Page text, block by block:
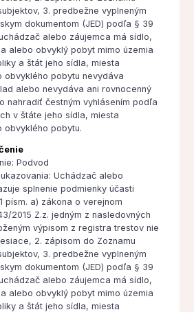
3. predbežne vyplneným
dokumentom (JED) podľa § 39
alebo záujemca má sídlo,
alebo obvyklý pobyt mimo územia
a štát jeho sídla, miesta
obvyklého pobytu nevydáva
alebo nevydáva ani rovnocenný
nahradiť čestným vyhlásením podľa
v štáte jeho sídla, miesta
obvyklého pobytu.
Podvod
Uchádzač alebo
splnenie podmienky účasti
písm. a) zákona o verejnom
2015 Z.z. jedným z nasledovných
výpisom z registra trestov nie
2. zápisom do Zoznamu
3. predbežne vyplneným
dokumentom (JED) podľa § 39
alebo záujemca má sídlo,
alebo obvyklý pobyt mimo územia
a štát jeho sídla, miesta